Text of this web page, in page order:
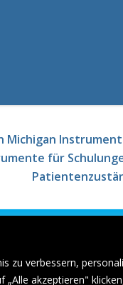
zu verbessern,
„Alle akzeptieren"
Michigan
für